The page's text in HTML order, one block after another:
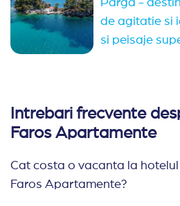
Parga -
de agitatie si
si peisaje
Intrebari frecvente
Faros Apartamente
Cat costa o vacanta la hotelul
Faros Apartamente?